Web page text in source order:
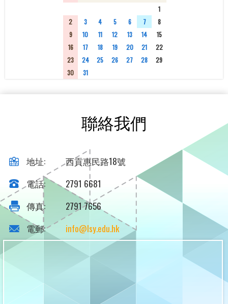
1
2
3 4 5 6 7
8
9
10 11 12 13 14
15
16
17 18 19 20 21
22
23
24 25 26 27 28
29
30
31
聯絡我們
地址:
西貢惠民路18號
電話:
2791 6681
傳真:
2791 7656
電郵:
info@lsy.edu.hk